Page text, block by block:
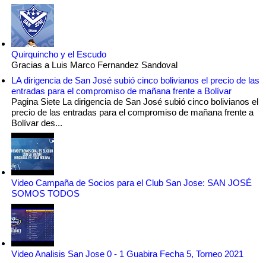
Quirquincho y el Escudo
Gracias a Luis Marco Fernandez Sandoval
LA dirigencia de San José subió cinco bolivianos el precio de las
entradas para el compromiso de mañana frente a Bolívar
Pagina Siete La dirigencia de San José subió cinco bolivianos el
precio de las entradas para el compromiso de mañana frente a
Bolívar des...
Video Campaña de Socios para el Club San Jose: SAN JOSÉ
SOMOS TODOS
Video Analisis San Jose 0 - 1 Guabira Fecha 5, Torneo 2021